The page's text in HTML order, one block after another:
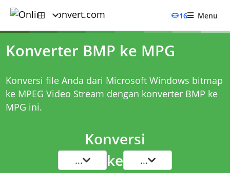
16 Menu
Konverter BMP ke MPG
Konversi file Anda dari Microsoft Windows bitmap
ke MPEG Video Stream dengan konverter BMP ke
MPG ini.
Konversi
... ke ...